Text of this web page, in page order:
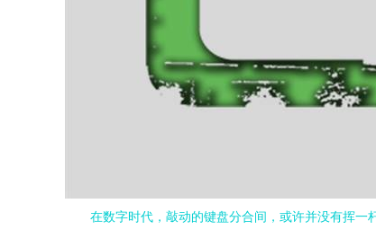
在数字时代，敲动的键盘分合间，或许并没有挥